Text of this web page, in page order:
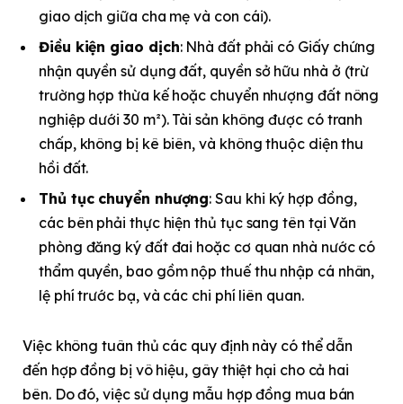
giao dịch giữa cha mẹ và con cái).
Điều kiện giao dịch: Nhà đất phải có Giấy chứng
nhận quyền sử dụng đất, quyền sở hữu nhà ở (trừ
trường hợp thừa kế hoặc chuyển nhượng đất nông
nghiệp dưới 30 m²). Tài sản không được có tranh
chấp, không bị kê biên, và không thuộc diện thu
hồi đất.
Thủ tục chuyển nhượng: Sau khi ký hợp đồng,
các bên phải thực hiện thủ tục sang tên tại Văn
phòng đăng ký đất đai hoặc cơ quan nhà nước có
thẩm quyền, bao gồm nộp thuế thu nhập cá nhân,
lệ phí trước bạ, và các chi phí liên quan.
Việc không tuân thủ các quy định này có thể dẫn
đến hợp đồng bị vô hiệu, gây thiệt hại cho cả hai
bên. Do đó, việc sử dụng mẫu hợp đồng mua bán